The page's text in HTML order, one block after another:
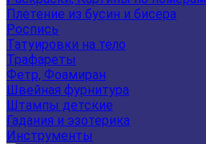
Плетение из бусин и бисера
Роспись
Татуировки на тело
Трафареты
Фетр, Фоамиран
Швейная фурнитура
Штампы детские
Гадания и эзотерика
Инструменты